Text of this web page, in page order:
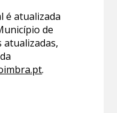
é atualizada
de
atualizadas,
.